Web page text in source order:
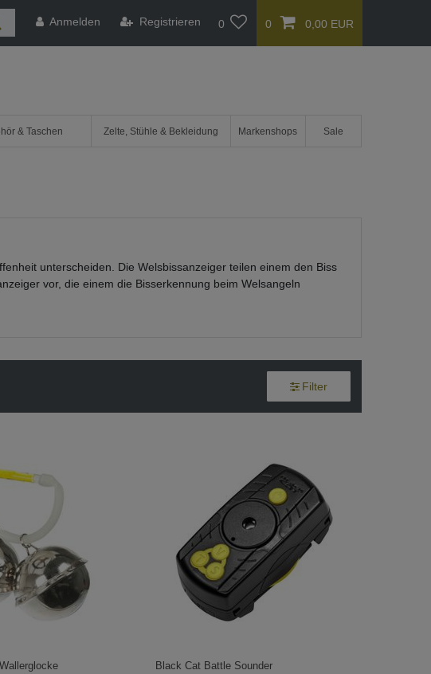
Anmelden Registrieren 0 0 0,00 EUR
& Taschen Zelte, Stühle & Bekleidung Markenshops Sale
unterscheiden. Die Welsbissanzeiger teilen einem den Biss
vor, die einem die Bisserkennung beim Welsangeln
Filter
Black Cat Battle Sounder